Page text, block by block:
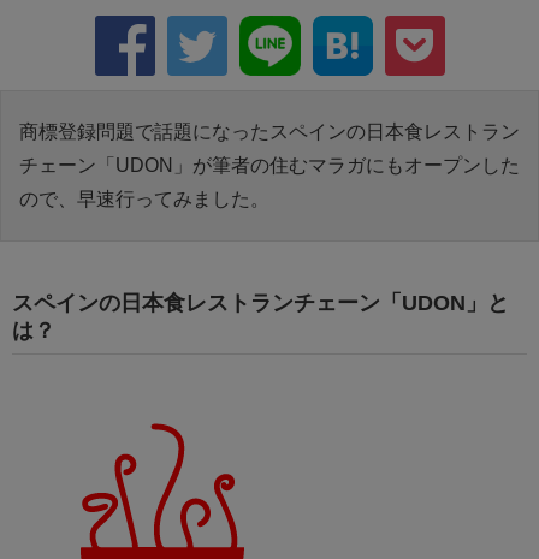
商標登録問題で話題になったスペインの日本食レストラン
チェーン「UDON」が筆者の住むマラガにもオープンした
ので、早速行ってみました。
スペインの日本食レストランチェーン「UDON」と
は？